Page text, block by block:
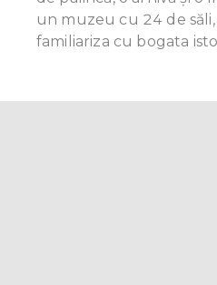
un muzeu cu 24 de
familiariza cu bogata